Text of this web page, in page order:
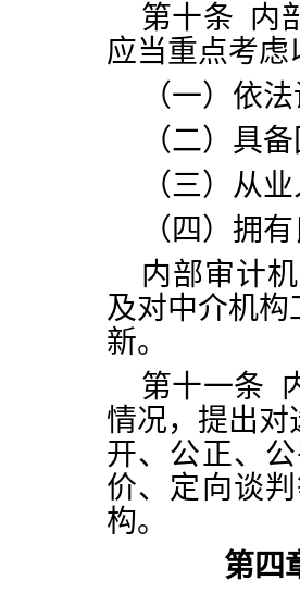
第十条 内
应当重点考虑
（一）依
（二）具
（三）从
（四）拥
内部审计
及对中介机
新。
第十一条
情况，提出对
开、公正、
价、定向谈
构。
第四